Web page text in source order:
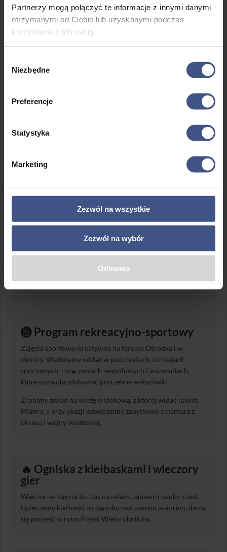
Partnerzy mogą połączyć te informacje z innymi danymi
otrzymanymi od Ciebie lub uzyskanymi podczas
korzystania z ich usług.
zgody
Niezbędne
Preferencje
Statystyka
Marketing
Zezwól na wszystkie
Zezwól na wybór
Odmowa
🤳Phishing Quest:
Cyberbezpieczeństwo dla
Nie każda złowiona „ryba” złowiona jest prawdziwa! W
by wyłowić Twoje dane i pieniądze. Nauczymy się
rozpoznawać podejrzane wiadomości, fałszywe strony i
realną okazję od internetowej pułapki. A to wszystko w
formie gry terenowej, w której sami spróbujemy złapać
miejscówek i okolic ze wzmożonym życiem podwodnym.
Przy okazji nauczymy się wiązać przydatne węzły, a także
pracować żaglami, dzięki temu zbierając wskazówki do
🏐 Program rekreacyjno-sportowy
Zajęcia sportowo-kreatywne na terenie Ośrodka i w
okolicy. Weźmiemy udział w podchodach, turniejach
sportowych, rozgrywkach zespołowych i wyzwaniach,
które pozwolą zdobywać potrzebne wskazówki.
Zrobimy zwiad na wieżę widokową, z której widać nawet
Mamry, a przy okazji odwiedzimy zabytkowy cmentarz z
okresu I wojny światowej.
🔥 Ogniska z kiełbaskami i wieczory
gier
Wieczorne zajęcia to czas na relaks, zabawę i naukę szant.
Upieczemy kiełbaski na ognisku nad samym jeziorem, damy
się ponieść w rytm Pieśni Wielorybników.